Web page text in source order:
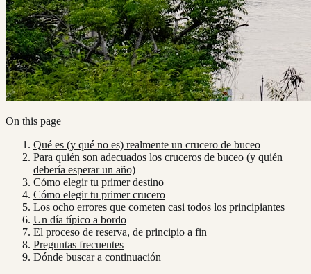
On this page
Qué es (y qué no es) realmente un crucero de buceo
Para quién son adecuados los cruceros de buceo (y quién
debería esperar un año)
Cómo elegir tu primer destino
Cómo elegir tu primer crucero
Los ocho errores que cometen casi todos los principiantes
Un día típico a bordo
El proceso de reserva, de principio a fin
Preguntas frecuentes
Dónde buscar a continuación